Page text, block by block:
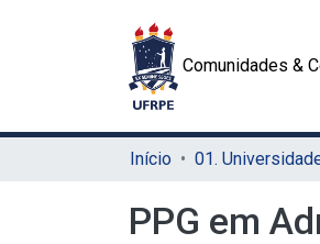
Comunidades &
Início
PPG em